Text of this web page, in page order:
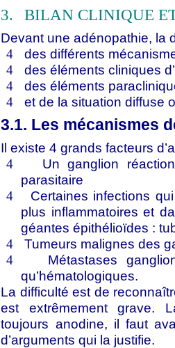
3. BILAN CLINIQUE
Devant une adénopathie, la
4 des différents
4 des éléments cliniques
4 des éléments
4 et de la situation diffuse
3.1. Les mécanismes
Il existe 4 grands facteurs
4
Un ganglion
parasitaire
4
Certaines infections
plus inflammatoires et
géantes épithélioïdes :
4 Tumeurs malignes des
4
Métastases
qu’hématologiques.
La difficulté est de
est extrêmement grave.
toujours anodine, il faut
d’arguments qui la justifie.